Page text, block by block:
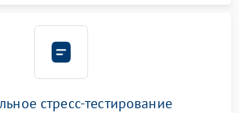
стресс-тестирование